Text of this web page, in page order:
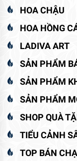
HOA CHẬU
HOA HỒNG
LADIVA ART
SẢN PHẨM
SẢN PHẨM
SẢN PHẨM
SHOP QUÀ
TIỂU CẢNH
TOP BÁN